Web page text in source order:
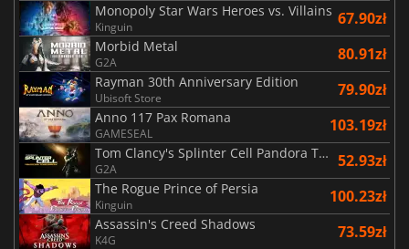
Monopoly Star Wars Heroes vs. Villains
Kinguin 67.90zł
Morbid Metal
G2A 80.91zł
Rayman 30th Anniversary Edition
Ubisoft Store 79.90zł
Anno 117 Pax Romana
GAMESEAL 103.19zł
Tom Clancy's Splinter Cell Pandora Tomorrow
G2A 52.93zł
The Rogue Prince of Persia
Kinguin 100.23zł
Assassin's Creed Shadows
K4G 73.59zł